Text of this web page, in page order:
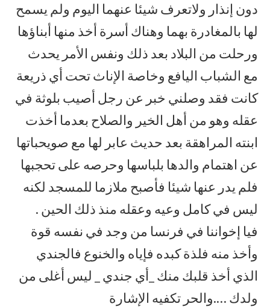
دون إنذار ولاتعرف شيئا عنهما اليوم ولم يسمح
لها بالمغادرة بهما وهناك أسرة أخذ منها أبناؤها
ورحلت من البلاد بعد ذلك ونفس الأمر يحدث
مع الشباب اليافع وخاصة الإناث تحت أي ذريعة
كانت فقد وصلني خبر عن رجل أصيب بلوثة في
عقله وهو من أهل الخير والصلاح بعدما أخذت
ابنته المراهقة بعد حديث عابر لها مع صويحباتها
عن اهتمام والدها بلباسها وحرصه على تحجبها
فلم يدر عنها شيئا فأصبح ملازما للمسجد لكنه
ليس في كامل وعيه وعقله منذ ذلك الحين .
فيا إخواننا في فرنسا من وجد في نفسه قوة
وأخذ منه فلذة كبده فإياه والخنوع فالجندي
الذي أخذ قلبك منك _أي جندي _ ليس أغلى من
ولدك ….والحر تكفيه الإشارة